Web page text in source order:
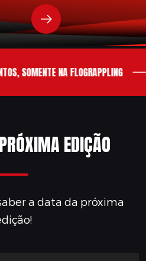
SOMENTE NA FLOGRAPPLING
EDIÇÃO
a data da próxima